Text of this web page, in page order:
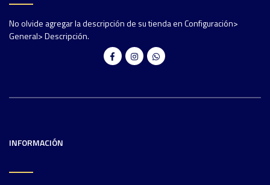
No olvide agregar la descripción de su tienda en Configuración>
General> Descripción.
INFORMACIÓN